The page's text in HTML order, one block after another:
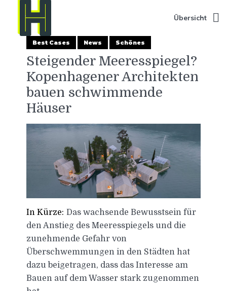
Übersicht
Best Cases News Schönes
Steigender Meeresspiegel?
Kopenhagener Architekten
bauen schwimmende
Häuser
In Kürze: Das wachsende Bewusstsein für
den Anstieg des Meeresspiegels und die
zunehmende Gefahr von
Überschwemmungen in den Städten hat
dazu beigetragen, dass das Interesse am
Bauen auf dem Wasser stark zugenommen